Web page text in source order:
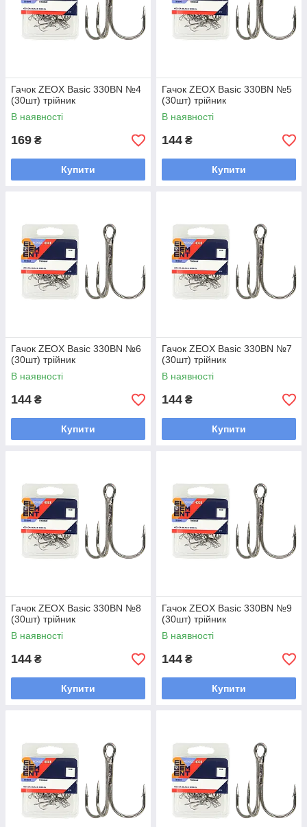
Гачок ZEOX Basic 330BN №4
(30шт) трійник
В наявності
169 ₴
Купити
Гачок ZEOX Basic 330BN №5
(30шт) трійник
В наявності
144 ₴
Купити
Гачок ZEOX Basic 330BN №6
(30шт) трійник
В наявності
144 ₴
Купити
Гачок ZEOX Basic 330BN №7
(30шт) трійник
В наявності
144 ₴
Купити
Гачок ZEOX Basic 330BN №8
(30шт) трійник
В наявності
144 ₴
Купити
Гачок ZEOX Basic 330BN №9
(30шт) трійник
В наявності
144 ₴
Купити